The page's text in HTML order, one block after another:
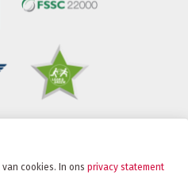
cookies. In onsprivacy statement
van de Fritom